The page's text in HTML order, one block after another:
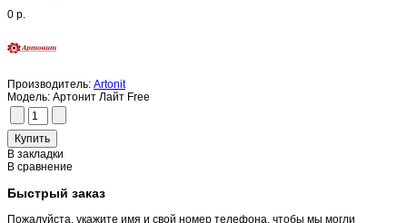
0 р.
Производитель: Artonit
Модель: Артонит Лайт Free
В закладки
В сравнение
Быстрый заказ
Пожалуйста, укажите имя и свой номер телефона, чтобы мы могли